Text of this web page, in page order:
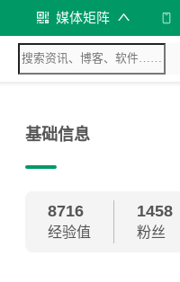
媒体矩阵
基础信息
8716
经验值
1458
粉丝